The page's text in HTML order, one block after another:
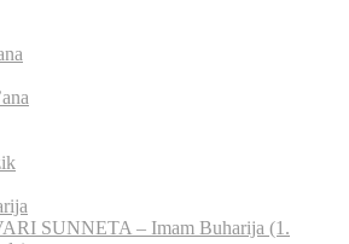
SUNNETA – Imam Buharija (1.